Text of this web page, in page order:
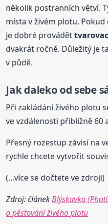
několik postranních větví.
místa v živém plotu.
je dobré provádět
dvakrát ročně. Důležitý je
v půdě.
Jak daleko od sebe
Při zakládání živého plotu
ve vzdálenosti přibližně 60
Přesný rozestup závisí na
rychle chcete vytvořit
(...více se dočtete ve zdroji)
Zdroj: článekBlýskavka
a pěstování živého plotu